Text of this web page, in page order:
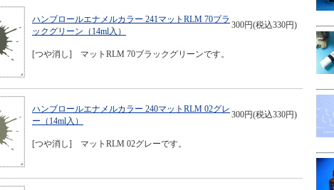
ハンブロールエナメルカラー 241マットRLM 70ブラ
ックグリーン（14ml入）
300円(税込330円)
[つや消し] マットRLM 70ブラックグリーンです。
ハンブロールエナメルカラー 240マットRLM 02グレ
ー（14ml入）
300円(税込330円)
[つや消し] マットRLM 02グレーです。